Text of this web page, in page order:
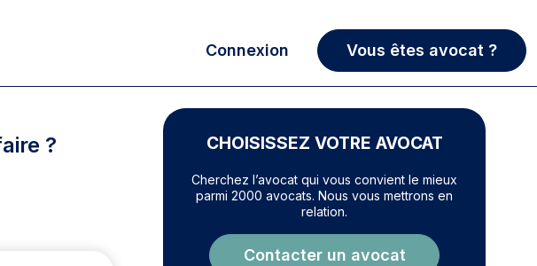
Connexion Vous êtes avocat ?
? CHOISISSEZ VOTRE AVOCAT
Cherchez l’avocat qui vous convient le mieux
parmi 2000 avocats. Nous vous mettrons en
relation.
Contacter un avocat